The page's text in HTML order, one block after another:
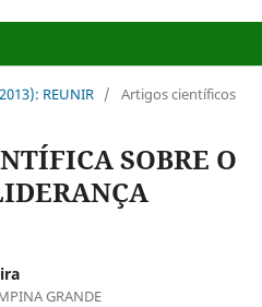
REUNIR / Artigos científicos
SOBRE O
GRANDE